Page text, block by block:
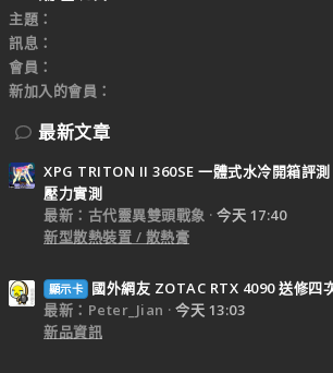
主題
訊息
會員
新加入的會員
最新文章
XPG TRITON II 360SE 一體式水冷開箱評
壓力實測
最新：古代靈異雙頭戰象
今天 17:40
新型散熱裝置 / 散熱膏
顯示卡
國外網友 ZOTAC RTX 4090 送修四
最新：Peter_Jian
今天 13:03
新品資訊